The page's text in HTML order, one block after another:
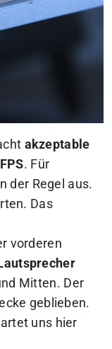
akzeptable
. Für
der Regel aus.
Das
vorderen
Mitten. Der
geblieben.
uns hier